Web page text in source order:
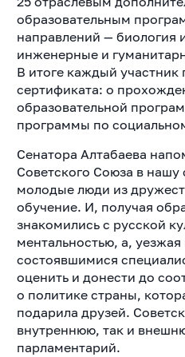
образовательным
направлений — биология
инженерные и
В итоге каждый участник
сертификата: о
образовательной
программы по
Сенатора Алтабаева
Советского Союза в нашу
молодые люди из
обучение. И, получая
знакомились с русской
ментальностью, а,
состоявшимися
оценить и донести до
о политике страны,
подарила друзей.
внутреннюю, так и
парламентарий.